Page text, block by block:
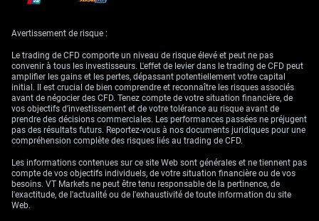
Pour ceux qui anticipent une poursuite de la hausse, nous jugeons que
au-delà constitue une stratégie pertinente. Elle permet de tirer parti du
momentum haussier tout en plafonnant le risque maximal.
Historiquement, une fois des résistances clés comme 216,60 franchies,
le mouvement vers les grands seuils psychologiques s’est souvent révélé
rapide.
Toutefois, le risque principal demeure une intervention des autorités
japonaises, d’autant plus que l’USD/JPY teste le niveau de 170,00. Nous
recommandons de couvrir les positions longues via l’achat d’options de
l’ancienne zone de support des 215,00. Cette couverture offre un filet de
sécurité face à d’éventuels décrochages brusques provoqués par une
action officielle de la Banque du Japon.
La volatilité implicite sur la paire s’est hissée à 12,5 % pour les options à
Avertissement de risque :
Le trading de CFD comporte un niveau de risque élevé et peut ne pas
convenir à tous les investisseurs. L'effet de levier dans le trading de CFD peut
amplifier les gains et les pertes, dépassant potentiellement votre capital
initial. Il est crucial de bien comprendre et reconnaître les risques associés
avant de négocier des CFD. Tenez compte de votre situation financière, de
vos objectifs d’investissement et de votre tolérance au risque avant de
prendre des décisions commerciales. Les performances passées ne préjugent
pas des résultats futurs. Reportez-vous à nos documents juridiques pour une
compréhension complète des risques liés au trading de CFD.
Les informations contenues sur ce site Web sont générales et ne tiennent pas
compte de vos objectifs individuels, de votre situation financière ou de vos
besoins. VT Markets ne peut être tenu responsable de la pertinence, de
l'exactitude, de l'actualité ou de l'exhaustivité de toute information du site
Web.